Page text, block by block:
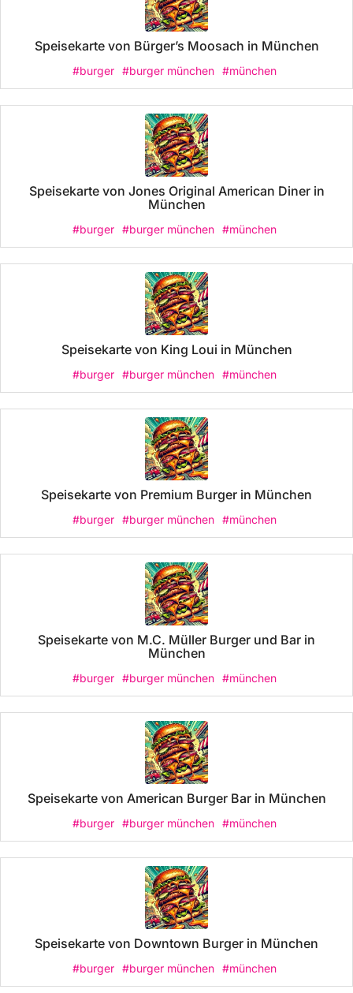
Speisekarte von Bürger’s Moosach in München
#burger #burger münchen #münchen
Speisekarte von Jones Original American Diner in
München
#burger #burger münchen #münchen
Speisekarte von King Loui in München
#burger #burger münchen #münchen
Speisekarte von Premium Burger in München
#burger #burger münchen #münchen
Speisekarte von M.C. Müller Burger und Bar in
München
#burger #burger münchen #münchen
Speisekarte von American Burger Bar in München
#burger #burger münchen #münchen
Speisekarte von Downtown Burger in München
#burger #burger münchen #münchen